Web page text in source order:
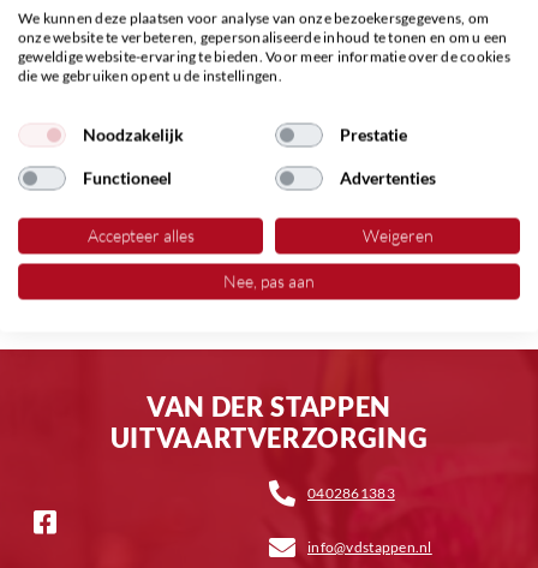
Een eeuw van zorg en
verbinding, gevierd
met onze relaties
Lees meer
VAN DER STAPPEN
UITVAARTVERZORGING
0402861383
info@vdstappen.nl
We kunnen deze plaatsen voor analyse van onze bezoekersgegevens, om
onze website te verbeteren, gepersonaliseerde inhoud te tonen en om u een
geweldige website-ervaring te bieden. Voor meer informatie over de cookies
die we gebruiken opent u de instellingen.
Noodzakelijk Prestatie
Functioneel Advertenties
Accepteer alles Weigeren
Nee, pas aan